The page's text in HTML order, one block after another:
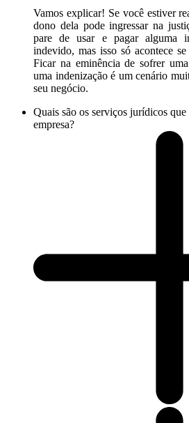
Vamos explicar! Se você estiver
dono dela pode ingressar na
pare de usar e pagar alguma
indevido, mas isso só acontece
Ficar na eminência de sofrer
uma indenização é um cenário
seu negócio.
Quais são os serviços jurídicos
empresa?